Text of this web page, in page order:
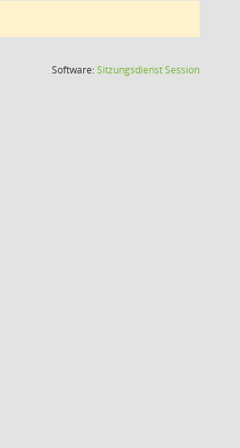
Software:SitzungsdienstSession(Wird in